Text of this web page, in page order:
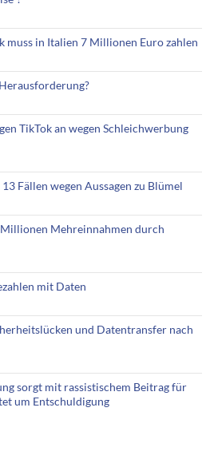
muss in Italien 7 Millionen Euro zahlen
TikTok an wegen Schleichwerbung
Fällen wegen Aussagen zu Blümel
Millionen Mehreinnahmen durch
mit Daten
und Datentransfer nach
sorgt mit rassistischem Beitrag für
um Entschuldigung